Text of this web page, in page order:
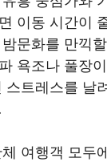
이동 시간이
문화를 만끽
욕조나 풀장
스트레스를 날
여행객 모두